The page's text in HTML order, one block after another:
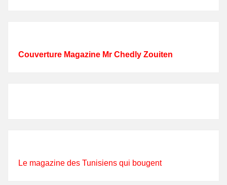
Couverture Magazine Mr Chedly Zouiten
Le magazine des Tunisiens qui bougent